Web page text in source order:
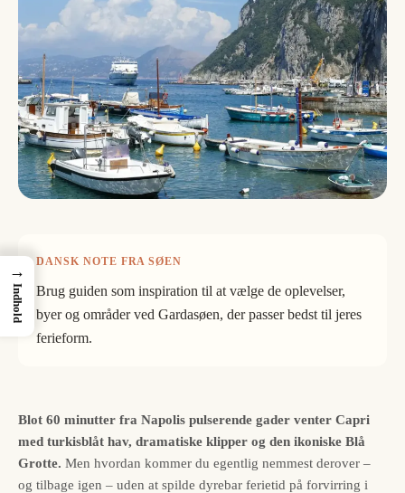
DANSK NOTE FRA SØEN
Brug guiden som inspiration til at vælge de oplevelser,
byer og områder ved Gardasøen, der passer bedst til jeres
ferieform.
Blot 60 minutter fra Napolis pulserende gader venter Capri
med turkisblåt hav, dramatiske klipper og den ikoniske Blå
Grotte. Men hvordan kommer du egentlig nemmest derover –
og tilbage igen – uden at spilde dyrebar ferietid på forvirring i
→
Indhold